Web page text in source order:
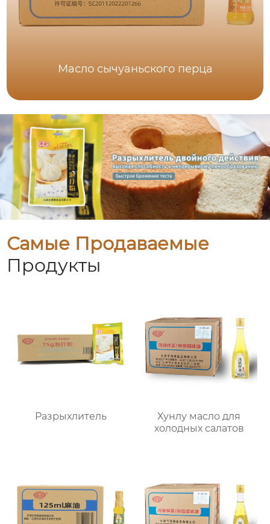
Масло сычуаньского перца
Самые Продаваемые
Продукты
Разрыхлитель
Хунлу масло для
холодных салатов